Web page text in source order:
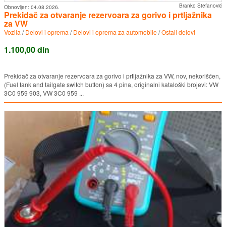
Branko Stefanović
Obnovljen: 04.08.2026.
Prekidač za otvaranje rezervoara za gorivo i prtljažnika
za VW
Vozila /Delovi i oprema /Delovi i oprema za automobile/Ostali delovi
1.100,00 din
Prekidač za otvaranje rezervoara za gorivo i prtljažnika za VW, nov, nekorišćen,
(Fuel tank and tailgate switch button) sa 4 pina, originalni kataloški brojevi: VW
3C0 959 903, VW 3C0 959 ...